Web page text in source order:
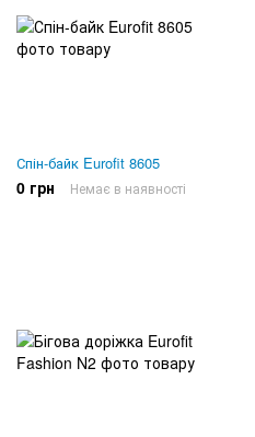
Спін-байк Eurofit 8605
0 грн Немає в наявності